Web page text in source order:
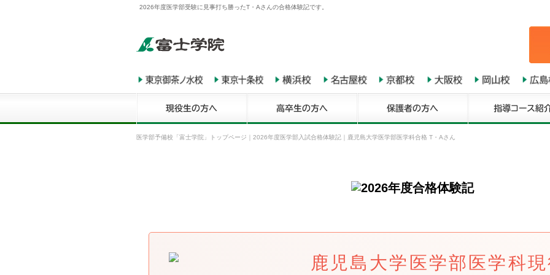
2026年度医学部受験に見事打ち勝ったT・Aさんの合格体験記です。
医学部予備校「富士学院」トップページ 2026年度医学部入試合格体験記 鹿児島大学医学部医学科合格 T・Aさん
鹿児島大学医学部医学科